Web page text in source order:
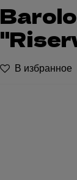
В избранное